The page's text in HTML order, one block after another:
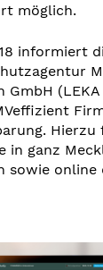
möglich.
informiert
GmbH
Hierzu
in ganz
sowie online